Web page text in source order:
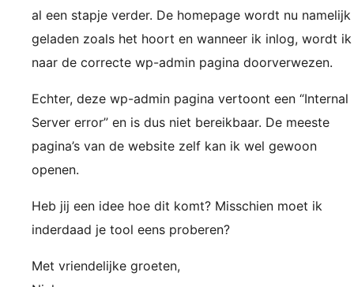
al een stapje verder. De homepage wordt nu namelijk
geladen zoals het hoort en wanneer ik inlog, wordt ik
naar de correcte wp-admin pagina doorverwezen.
Echter, deze wp-admin pagina vertoont een “Internal
Server error” en is dus niet bereikbaar. De meeste
pagina’s van de website zelf kan ik wel gewoon
openen.
Heb jij een idee hoe dit komt? Misschien moet ik
inderdaad je tool eens proberen?
Met vriendelijke groeten,